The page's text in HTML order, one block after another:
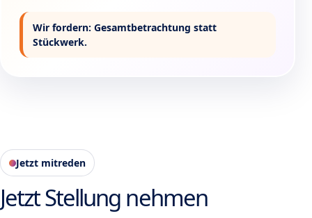
Wir fordern: Gesamtbetrachtung statt
Stückwerk.
Jetzt mitreden
Jetzt Stellung nehmen